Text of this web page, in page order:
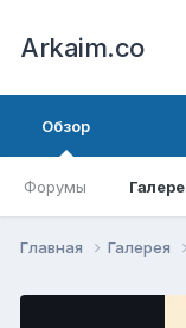
Arkaim.co
Обзор
Форумы
Главная Галерея